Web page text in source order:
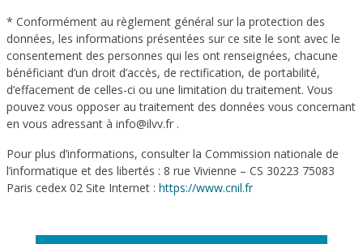
* Conformément au règlement général sur la protection des
données, les informations présentées sur ce site le sont avec le
consentement des personnes qui les ont renseignées, chacune
bénéficiant d’un droit d’accès, de rectification, de portabilité,
d’effacement de celles-ci ou une limitation du traitement. Vous
pouvez vous opposer au traitement des données vous concernant
en vous adressant à info@ilvv.fr .
Pour plus d’informations, consulter la Commission nationale de
l’informatique et des libertés : 8 rue Vivienne – CS 30223 75083
Paris cedex 02 Site Internet : https://www.cnil.fr